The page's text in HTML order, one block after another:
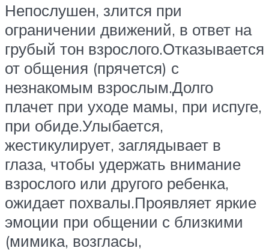
Непослушен, злится при
ограничении движений, в ответ на
грубый тон взрослого.Отказывается
от общения (прячется) с
незнакомым взрослым.Долго
плачет при уходе мамы, при испуге,
при обиде.Улыбается,
жестикулирует, заглядывает в
глаза, чтобы удержать внимание
взрослого или другого ребенка,
ожидает похвалы.Проявляет яркие
эмоции при общении с близкими
(мимика, возгласы,